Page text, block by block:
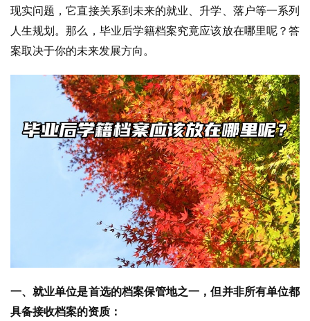
现实问题，它直接关系到未来的就业、升学、落户等一系列
人生规划。那么，毕业后学籍档案究竟应该放在哪里呢？答
案取决于你的未来发展方向。
一、就业单位是首选的档案保管地之一，但并非所有单位都
具备接收档案的资质：